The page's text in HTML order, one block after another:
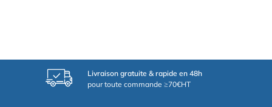
Livraison gratuite & rapide en 48h
pour toute commande ≥70€HT